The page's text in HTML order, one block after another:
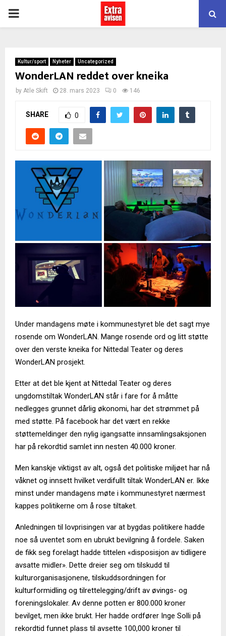
PRIMARY
Kultur/sport Nyheter Uncategorized
WonderLAN reddet over kneika
by Atle Skift 28. mars 2023 0 146
SHARE 0
Under mandagens møte i kommunestyret ble det sagt mye
rosende om WonderLAN. Mange rosende ord og litt støtte
over den verste kneika for Nittedal Teater og deres
WonderLAN prosjekt.
Etter at det ble kjent at Nittedal Teater og deres
ungdomstiltak WonderLAN står i fare for å måtte
nedlegges grunnet dårlig økonomi, har det strømmet på
med støtte. På facebook har det vært en rekke
støttemeldinger den nylig igangsatte innsamlingsaksjonen
har på rekordtid samlet inn nesten 40.000 kroner.
Men kanskje viktigst av alt, også det politiske miljøet har nå
våknet og innsett hvilket verdifullt tiltak WonderLAN er. Ikke
minst under mandagens møte i kommunestyret nærmest
kappes politikerne om å rose tiltaket.
Anledningen til lovprisingen var at bygdas politikere hadde
noe så uventet som en ubrukt bevilgning å fordele. Saken
de fikk seg forelagt hadde tittelen «disposisjon av tidligere
avsatte midler». Dette dreier seg om tilskudd til
kulturorganisasjonene, tilskuddsordningen for
kulturformidling og tilrettelegging/drift av øvings- og
foreningslokaler. Av denne potten er 800.000 kroner
bevilget, men ikke brukt. Her hadde ordfører Inge Solli på
rekordtid funnet plass til avsette 100,000 kroner til